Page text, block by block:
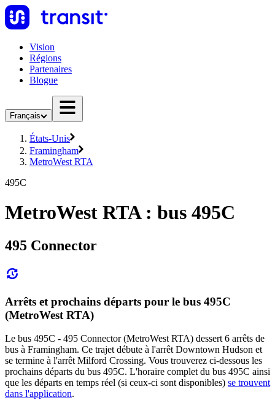
Vision
Régions
Partenaires
Blogue
Français
États-Unis
Framingham
MetroWest RTA
495C
MetroWest RTA : bus 495C
495 Connector
Arrêts et prochains départs pour le bus 495C
(MetroWest RTA)
Le bus 495C - 495 Connector (MetroWest RTA) dessert 6 arrêts de
bus à Framingham. Ce trajet débute à l'arrêt Downtown Hudson et
se termine à l'arrêt Milford Crossing. Vous trouverez ci-dessous les
prochains départs du bus 495C. L'horaire complet du bus 495C ainsi
que les départs en temps réel (si ceux-ci sont disponibles) se trouvent
dans l'application.